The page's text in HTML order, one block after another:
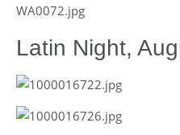
Latin Night,